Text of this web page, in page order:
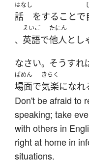
はなし
話 をする ことで
、
えいご
英語で
たにん
他人と し
なさい。 そうすれ
ばめん
場面で
きらく
気楽になれ
Don't be afraid to
speaking; take
with others in
right at home in
situations.